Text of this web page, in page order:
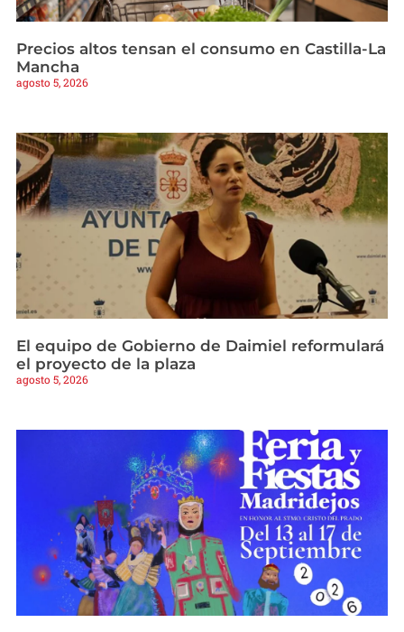
Precios altos tensan el consumo en Castilla-La
Mancha
agosto 5, 2026
El equipo de Gobierno de Daimiel reformulará
el proyecto de la plaza
agosto 5, 2026